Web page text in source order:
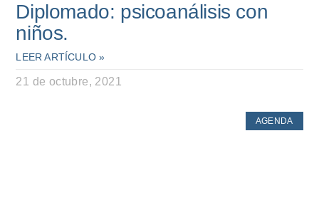
Diplomado: psicoanálisis con
niños.
LEER ARTÍCULO »
21 de octubre, 2021
AGENDA